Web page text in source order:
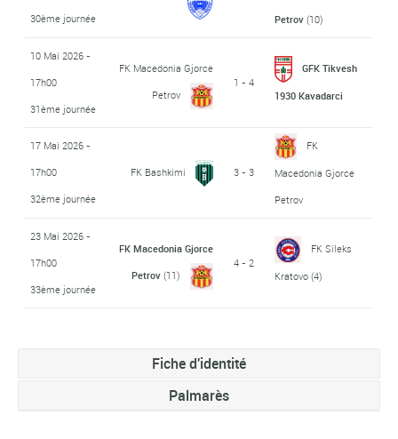
30ème journée
Petrov(10)
10 Mai 2026 -
17h00
31ème journée
FK Macedonia Gjorce
Petrov
1 - 4
GFK Tikvesh
1930 Kavadarci
17 Mai 2026 -
17h00
32ème journée
FK Bashkimi 3 - 3
FK
Macedonia Gjorce
Petrov
23 Mai 2026 -
17h00
33ème journée
FK Macedonia Gjorce
Petrov(11)
4 - 2
FK Sileks
Kratovo(4)
Fiche d'identité
Palmarès